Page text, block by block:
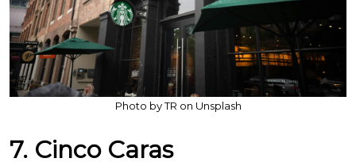
Photo by TR on Unsplash
7. Cinco Caras